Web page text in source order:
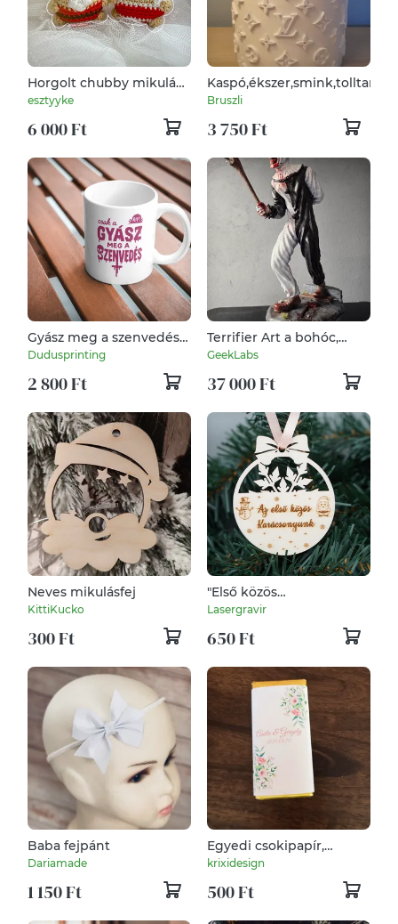
Horgolt chubby mikulás
és mikulásné amigurumi
figurák - egy pár
esztyyke
6 000 Ft
Kaspó,ékszer,smink,tolltartó.
Bruszli
3 750 Ft
Gyász meg a szenvedés
pink bögre
Dudusprinting
2 800 Ft
Terrifier Art a bohóc,
szobor, kézzel festve
GeekLabs
37 000 Ft
Neves mikulásfej
KittiKucko
300 Ft
"Első közös
karácsonyunk"
gravírozott, fa
karácsonyfadísz
Lasergravir
650 Ft
Baba fejpánt
Dariamade
1 150 Ft
Egyedi csokipapír,
köszönő ajándék
esküvőre
krixidesign
500 Ft